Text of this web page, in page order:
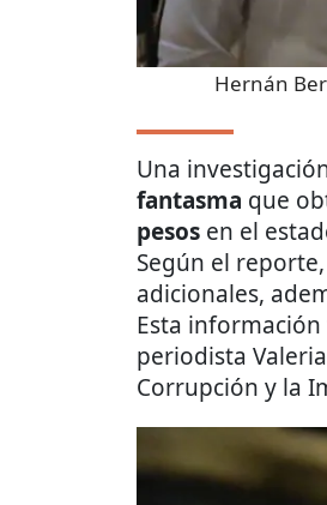
Hernán
Una
fantasma que
pesos en el
Según el
adicionales,
Esta
periodista
Corrupción y la